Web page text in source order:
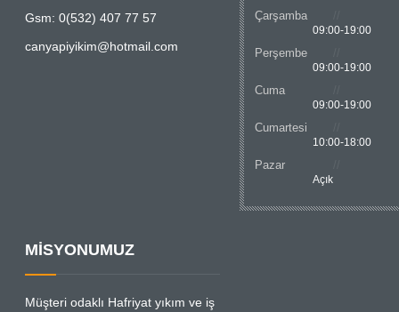
Gsm: 0(532) 407 77 57
canyapiyikim@hotmail.com
Çarşamba
09:00-19:00
Perşembe
09:00-19:00
Cuma
09:00-19:00
Cumartesi
10:00-18:00
Pazar
Açık
MİSYONUMUZ
Müşteri odaklı Hafriyat yıkım ve iş